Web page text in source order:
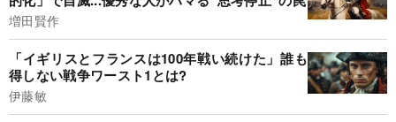
増田賢作
「イギリスとフランスは100年戦い続けた」誰も
得しない戦争ワースト1とは?
伊藤敏